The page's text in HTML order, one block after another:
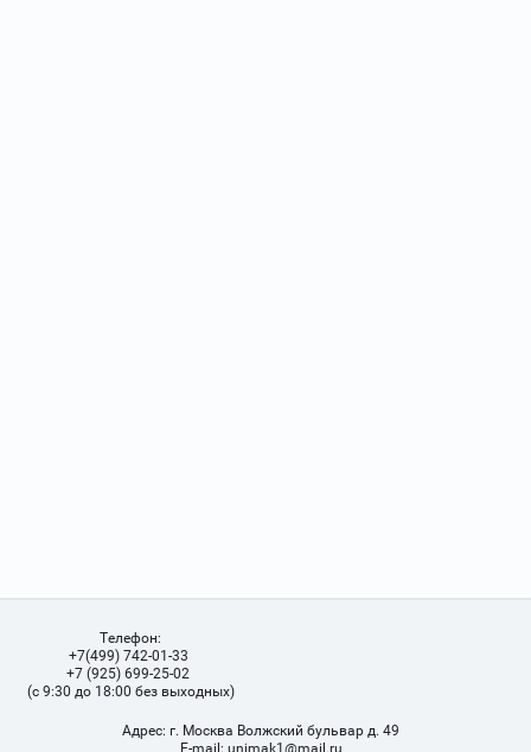
Телефон:
+7(499) 742-01-33
+7 (925) 699-25-02
(с 9:30 до 18:00 без выходных)
Адрес: г. Москва Волжский бульвар д. 49
Е-mail: unimak1@mail.ru